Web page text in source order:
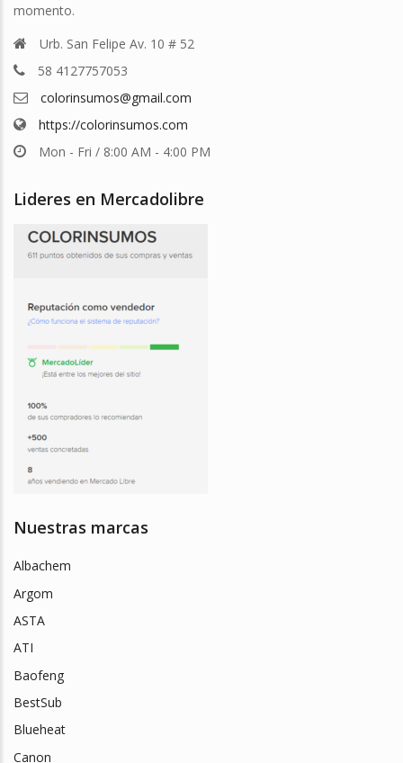
momento.
Urb. San Felipe Av. 10 # 52
58 4127757053
colorinsumos@gmail.com
https://colorinsumos.com
Mon - Fri / 8:00 AM - 4:00 PM
Lideres en Mercadolibre
Nuestras marcas
Albachem
Argom
ASTA
ATI
Baofeng
BestSub
Blueheat
Canon